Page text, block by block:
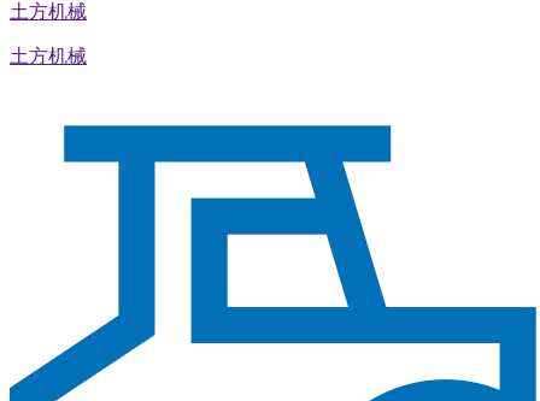
土方机械
土方机械